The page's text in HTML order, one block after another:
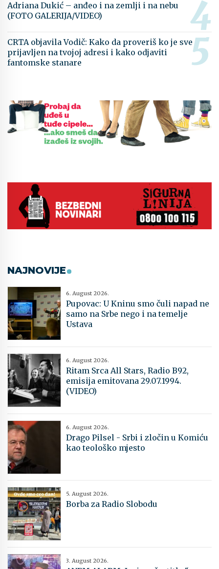
Adriana Dukić – anđeo i na zemlji i na nebu
(FOTO GALERIJA/VIDEO)
CRTA objavila Vodič: Kako da proveriš ko je sve
prijavljen na tvojoj adresi i kako odjaviti
fantomske stanare
NAJNOVIJE
6. August 2026.
Pupovac: U Kninu smo čuli napad ne
samo na Srbe nego i na temelje
Ustava
6. August 2026.
Ritam Srca All Stars, Radio B92,
emisija emitovana 29.07.1994.
(VIDEO)
6. August 2026.
Drago Pilsel - Srbi i zločin u Komiću
kao teološko mjesto
5. August 2026.
Borba za Radio Slobodu
3. August 2026.